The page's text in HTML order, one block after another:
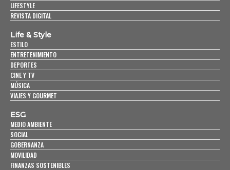
LIFESTYLE
REVISTA DIGITAL
Life & Style
ESTILO
ENTRETENIMIENTO
DEPORTES
CINE Y TV
MÚSICA
VIAJES Y GOURMET
ESG
MEDIO AMBIENTE
SOCIAL
GOBERNANZA
MOVILIDAD
FINANZAS SOSTENIBLES